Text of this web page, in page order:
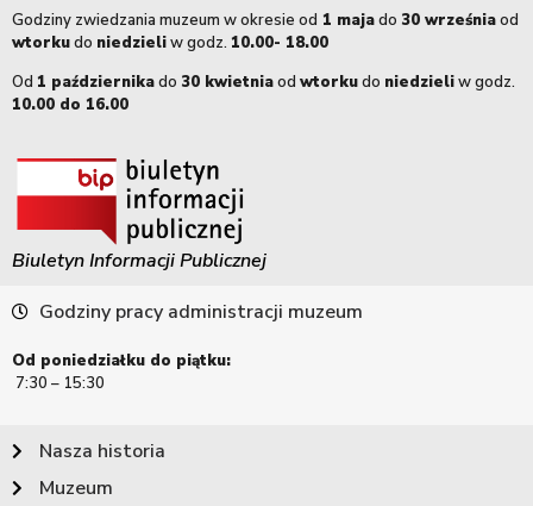
Godziny zwiedzania muzeum w okresie od 1 majado 30 wrześniaod
wtorkudo niedzieliw godz. 10.00- 18.00
Od 1 październikado 30 kwietniaod wtorkudo niedzieliw godz.
10.00 do 16.00
Biuletyn Informacji Publicznej
Godziny pracy administracji muzeum
Od poniedziałku do piątku:
7:30 – 15:30
Nasza historia
Muzeum